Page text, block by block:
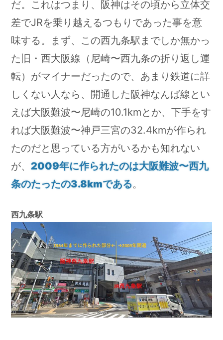
だ。これはつまり、阪神はその頃から立体交
差でJRを乗り越えるつもりであった事を意
味する。まず、この西九条駅までしか無かっ
た旧・西大阪線（尼崎〜西九条の折り返し運
転）がマイナーだったので、あまり鉄道に詳
しくない人なら、開通した阪神なんば線とい
えば大阪難波〜尼崎の10.1kmとか、下手をす
れば大阪難波〜神戸三宮の32.4kmが作られ
たのだと思っている方がいるかも知れない
が、2009年に作られたのは大阪難波〜西九
条のたったの3.8kmである。
西九条駅